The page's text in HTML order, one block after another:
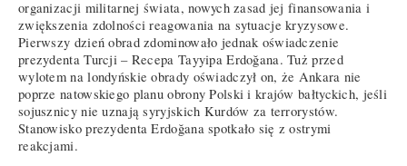
organizacji militarnej świata, nowych zasad jej finansowania i
zwiększenia zdolności reagowania na sytuacje kryzysowe.
Pierwszy dzień obrad zdominowało jednak oświadczenie
prezydenta Turcji – Recepa Tayyipa Erdoğana. Tuż przed
wylotem na londyńskie obrady oświadczył on, że Ankara nie
poprze natowskiego planu obrony Polski i krajów bałtyckich, jeśli
sojusznicy nie uznają syryjskich Kurdów za terrorystów.
Stanowisko prezydenta Erdoğana spotkało się z ostrymi
reakcjami.